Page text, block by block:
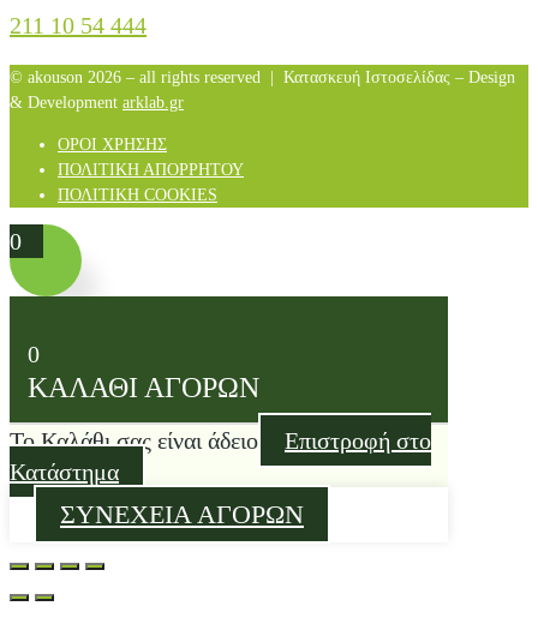
211 10 54 444
© akouson 2026 – all rights reserved | Κατασκευή Ιστοσελίδας – Design
& Development arklab.gr
ΟΡΟΙ ΧΡΗΣΗΣ
ΠΟΛΙΤΙΚΗ ΑΠΟΡΡΗΤΟΥ
ΠΟΛΙΤΙΚΗ COOKIES
0
0
ΚΑΛΑΘΙ ΑΓΟΡΩΝ
Το Καλάθι σας είναι άδειο
Επιστροφή στο
Κατάστημα
ΣΥΝΕΧΕΙΑ ΑΓΟΡΩΝ